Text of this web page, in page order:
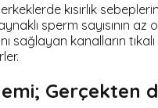
kısırlık
sperm sayısının az
sağlayan kanalların tıkalı
Gerçekten